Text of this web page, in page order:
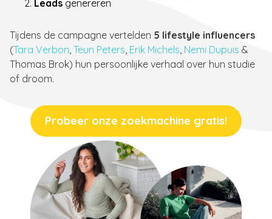
Leads genereren
Tijdens de campagne vertelden 5 lifestyle influencers
(Tara Verbon, Teun Peters, Erik Michels, Nemi Dupuis &
Thomas Brok) hun persoonlijke verhaal over hun studie
of droom.
Probeer onze zoekmachine gratis!